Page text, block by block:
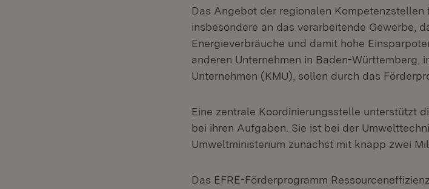
Das Angebot der regionalen
insbesondere an das verarbeitende Gewerbe,
Energieverbräuche und damit hohe
anderen Unternehmen in Baden-Württemberg,
Unternehmen (KMU), sollen durch das
Eine zentrale Koordinierungsstelle unterstützt
bei ihren Aufgaben. Sie ist bei der
Umweltministerium zunächst mit knapp zwei
Das EFRE-Förderprogramm